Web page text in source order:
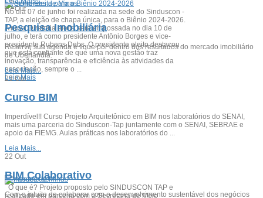
Diretoria Eleita para o Biênio 2024-2026
No dia 07 de junho foi realizada na sede do Sinduscon -
TAP, a eleição de chapa única, para o Biênio 2024-2026.
A nova Diretoria eleita será empossada no dia 10 de
julho, e terá como presidente Antônio Borges e vice-
presidente Rubens Debs. O presidente eleito destacou
que está confiante de que uma nova gestão traz
inovação, transparência e eficiência às atividades da
associação, sempre o ...
Leia Mais
Sementes de Minas
O que é? Projeto proposto pelo SINDUSCON TAP e
realizado em parceria com a Secretaria de Meio
27Out
Pesquisa Imobiliária
Reserve sua agenda e fique por dentro dos resultados do mercado imobiliário
de Uberlândia.
Leia Mais...
23Out
Curso BIM
Imperdível!! Curso Projeto Arquitetônico em BIM nos laboratórios do SENAI,
mais uma parceria do Sinduscon-Tap juntamente com o SENAI, SEBRAE e
apoio da FIEMG. Aulas práticas nos laboratórios do ...
Leia Mais...
22 Out
BIM Colaborativo
Com o intuito de colaborar com o desenvolvimento sustentável dos negócios